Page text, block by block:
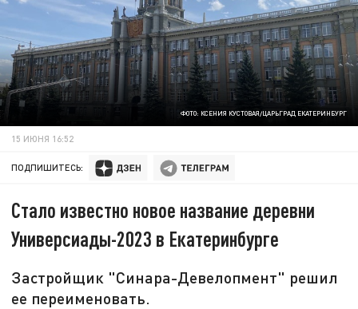
ФОТО: КСЕНИЯ КУСТОВАЯ/ЦАРЬГРАД ЕКАТЕРИНБУРГ
15 ИЮНЯ 16:52
ПОДПИШИТЕСЬ:
Стало известно новое название деревни
Универсиады-2023 в Екатеринбурге
Застройщик "Синара-Девелопмент" решил
ее переименовать.